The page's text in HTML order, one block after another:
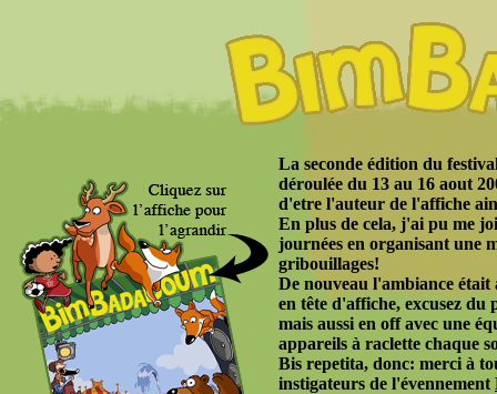
La seconde édition du
déroulée du 13 au 16 aout
d'etre l'auteur de l'affiche
En plus de cela, j'ai pu me
journées en organisant une
gribouillages!
De nouveau l'ambiance était
en tête d'affiche, excusez du
mais aussi en off avec une
appareils à raclette chaque
Bis repetita, donc: merci à
instigateurs de l'évennement